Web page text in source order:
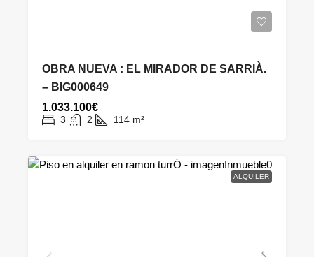
OBRA NUEVA : EL MIRADOR DE SARRIÀ.
– BIG000649
1.033.100€
3 2 114 m²
ALQUILER